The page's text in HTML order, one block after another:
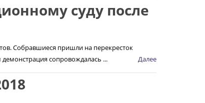
суду после
Собравшиеся пришли на перекресток
сопровождалась ...
Далее